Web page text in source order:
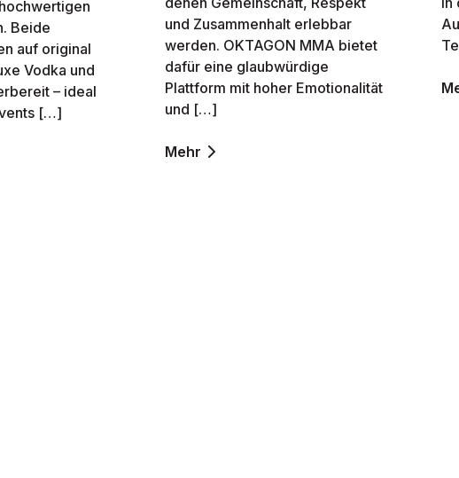
Beide
auf original
Vodka und
– ideal
[…]
und Zusammenhalt erlebbar
werden. OKTAGON MMA bietet
dafür eine glaubwürdige
Plattform mit hoher Emotionalität
und […]
Mehr